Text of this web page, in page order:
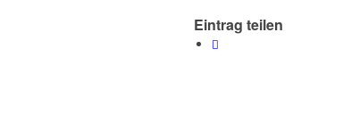
Eintrag teilen